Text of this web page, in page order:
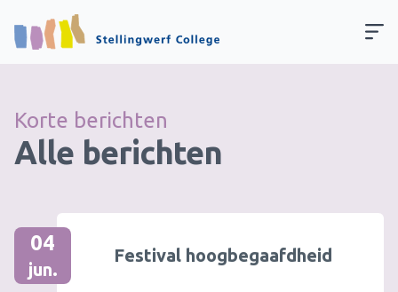
Korte berichten
Alle berichten
04
jun.
Festival hoogbegaafdheid